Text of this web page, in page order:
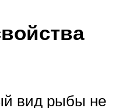
вид рыбы не